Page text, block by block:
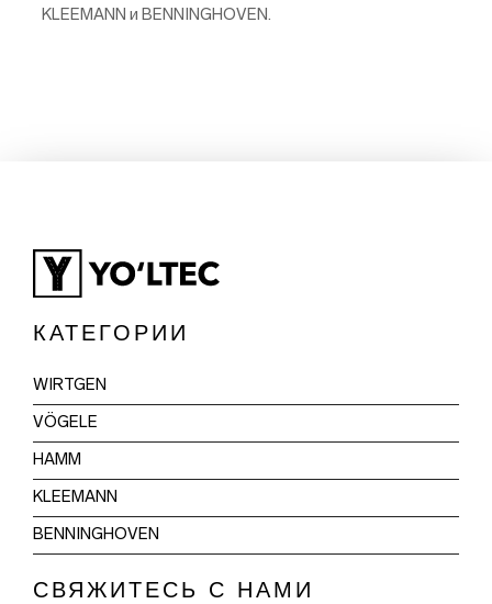
KLEEMANN и BENNINGHOVEN.
КАТЕГОРИИ
WIRTGEN
VÖGELE
HAMM
KLEEMANN
BENNINGHOVEN
СВЯЖИТЕСЬ С НАМИ